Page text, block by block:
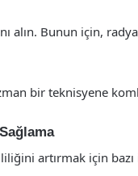
alın. Bunun için,
bir teknisyene
artırmak için bazı